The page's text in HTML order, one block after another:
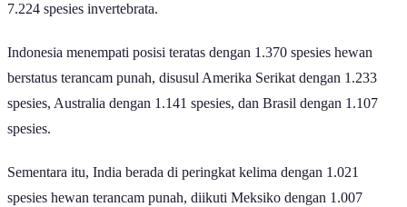
7.224 spesies invertebrata.
Indonesia menempati posisi teratas dengan 1.370 spesies hewan
berstatus terancam punah, disusul Amerika Serikat dengan 1.233
spesies, Australia dengan 1.141 spesies, dan Brasil dengan 1.107
spesies.
Sementara itu, India berada di peringkat kelima dengan 1.021
spesies hewan terancam punah, diikuti Meksiko dengan 1.007